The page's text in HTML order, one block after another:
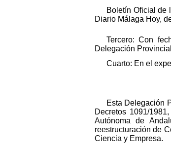
Boletín Oficial de
Diario Málaga Hoy,
Tercero: Con
Delegación
Cuarto: En el
Esta Delegación
Decretos 1091/
Autónoma de
reestructuración de
Ciencia y Empresa.